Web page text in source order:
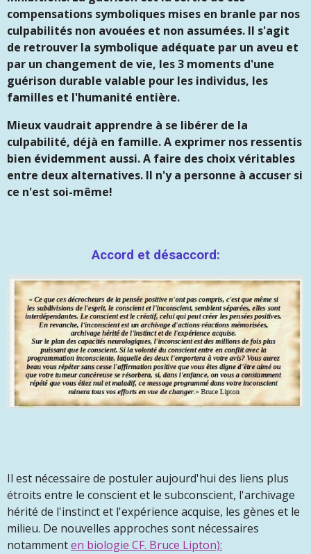
compensations symboliques mises en branle par nos
culpabilités non avouées et non assumées. Il s'agit
de retrouver la symbolique adéquate par un aveu et
par un changement de vie, les 3 moments d'une
guérison durable valable pour les individus, les
familles et l'humanité entière.
Mieux vaudrait apprendre à se libérer de la
culpabilité, déjà en famille. A exprimer nos ressentis
bien évidemment aussi. A faire des choix véritables
entre deux alternatives. Il n'y a personne à accuser si
ce n'est soi-même!
Accord et désaccord:
Il est nécessaire de postuler aujourd'hui des liens plus
étroits entre le conscient et le subconscient, l'archivage
hérité de l'instinct et l'expérience acquise, les gènes et le
milieu. De nouvelles approches sont nécessaires
notammenten biologie CF. Bruce Lipton):